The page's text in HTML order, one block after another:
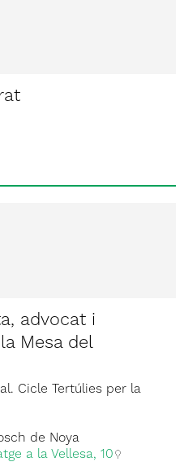
advocat i
Mesa del
Cicle Tertúlies per la
de Noya
a la Vellesa, 10